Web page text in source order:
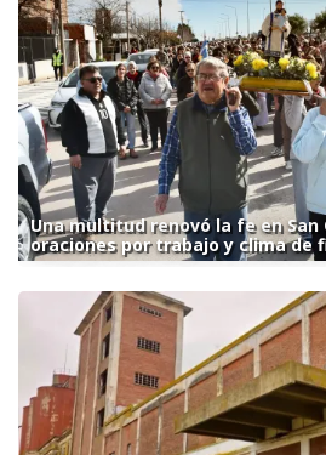
Una multitud renovó la fe en San
oraciones por trabajo y clima de